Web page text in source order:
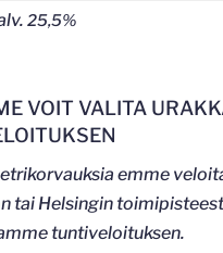
25,5%
VOIT VALITA
emme
tai Helsingin
tuntiveloituksen.